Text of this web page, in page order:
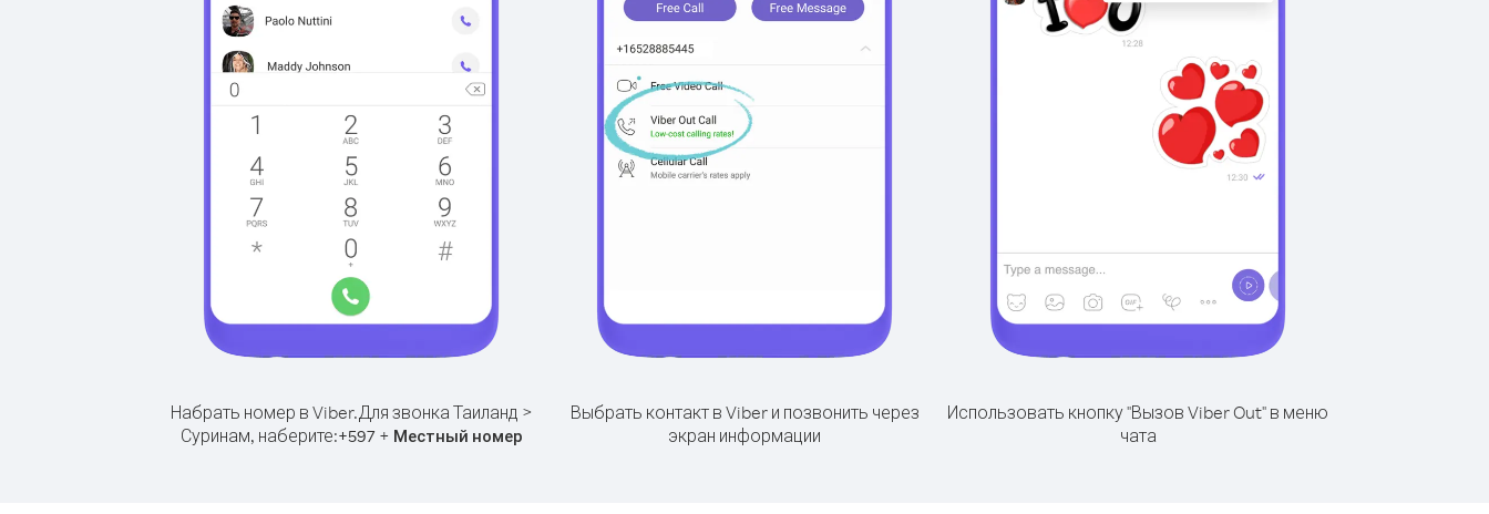
Набрать номер в Viber.Для звонка Таиланд >
Суринам, наберите:+597+ Местный номер
Выбрать контакт в Viber и позвонить через
экран информации
Использовать кнопку "Вызов Viber Out" в меню
чата